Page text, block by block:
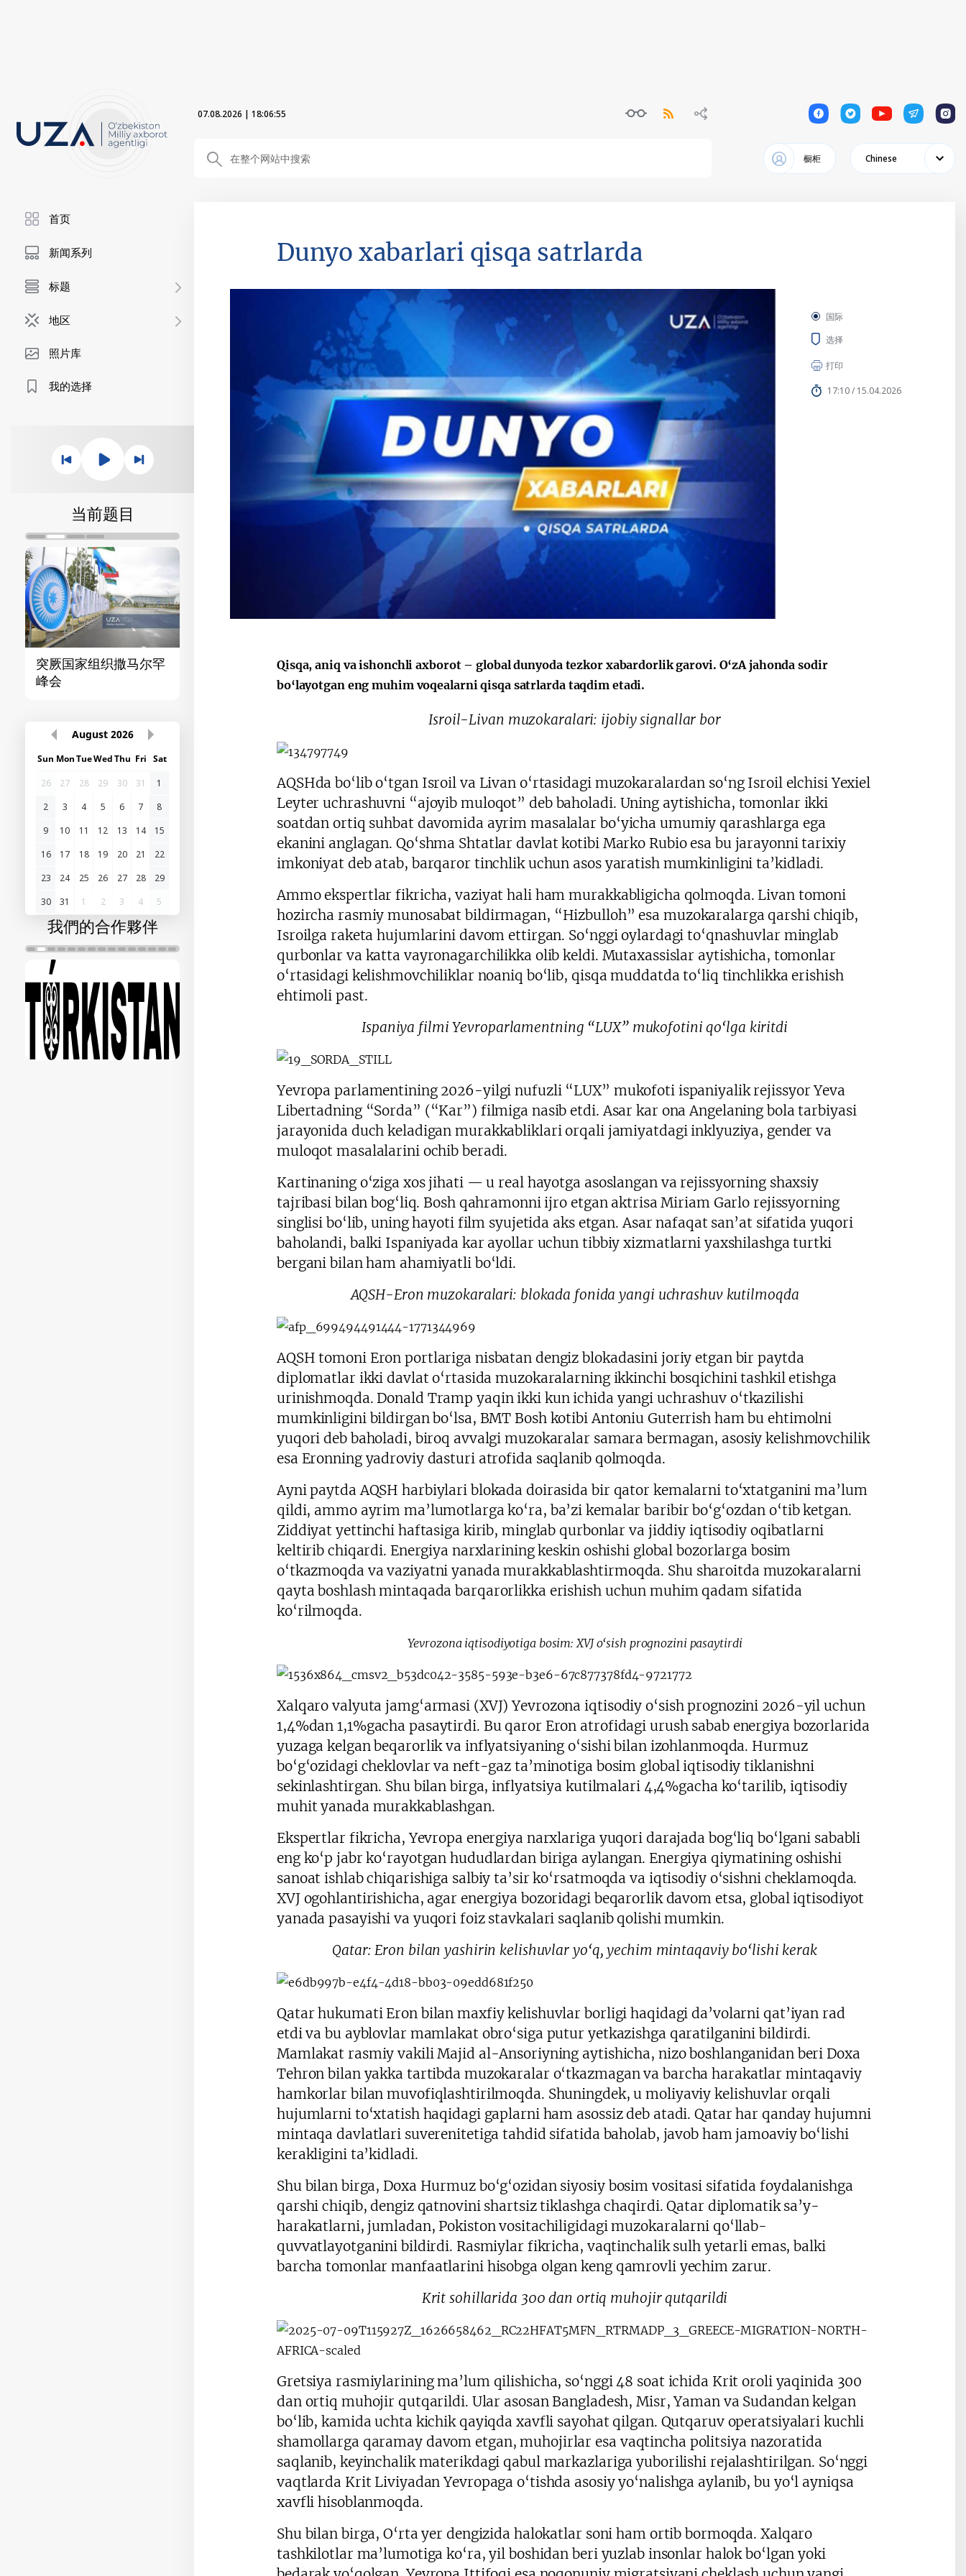
07.08.2026 | 18:06:57 1 1 1 1 1
橱柜 Chinese
首页
新闻系列
标题
地区
照片库
我的选择
当前题目
突厥国家组织撒马尔罕
峰会
首届“中国-中亚”峰会 宪法改革
August 2026
Sun MonTueWedThu Fri Sat
26
27 28 29 30 31
1
2
3 4 5 6 7
8
9
10 11 12 13 14
15
16
17 18 19 20 21
22
23
24 25 26 27 28
29
30
31 1 2 3 4 5
我們的合作夥伴
Dunyo xabarlari qisqa satrlarda
国际
选择
打印
17:10 / 15.04.2026
Qisqa, aniq va ishonchli axborot – global dunyoda tezkor xabardorlik garovi. O‘zA jahonda sodir
bo‘layotgan eng muhim voqealarni qisqa satrlarda taqdim etadi.
Isroil-Livan muzokaralari: ijobiy signallar bor
AQSHda bo‘lib o‘tgan Isroil va Livan o‘rtasidagi muzokaralardan so‘ng Isroil elchisi Yexiel
Leyter uchrashuvni “ajoyib muloqot” deb baholadi. Uning aytishicha, tomonlar ikki
soatdan ortiq suhbat davomida ayrim masalalar bo‘yicha umumiy qarashlarga ega
ekanini anglagan. Qo‘shma Shtatlar davlat kotibi Marko Rubio esa bu jarayonni tarixiy
imkoniyat deb atab, barqaror tinchlik uchun asos yaratish mumkinligini ta’kidladi.
Ammo ekspertlar fikricha, vaziyat hali ham murakkabligicha qolmoqda. Livan tomoni
hozircha rasmiy munosabat bildirmagan, “Hizbulloh” esa muzokaralarga qarshi chiqib,
Isroilga raketa hujumlarini davom ettirgan. So‘nggi oylardagi to‘qnashuvlar minglab
qurbonlar va katta vayronagarchilikka olib keldi. Mutaxassislar aytishicha, tomonlar
o‘rtasidagi kelishmovchiliklar noaniq bo‘lib, qisqa muddatda to‘liq tinchlikka erishish
ehtimoli past.
Ispaniya filmi Yevroparlamentning “LUX” mukofotini qo‘lga kiritdi
Yevropa parlamentining 2026-yilgi nufuzli “LUX” mukofoti ispaniyalik rejissyor Yeva
Libertadning “Sorda” (“Kar”) filmiga nasib etdi. Asar kar ona Angelaning bola tarbiyasi
jarayonida duch keladigan murakkabliklari orqali jamiyatdagi inklyuziya, gender va
muloqot masalalarini ochib beradi.
Kartinaning o‘ziga xos jihati — u real hayotga asoslangan va rejissyorning shaxsiy
tajribasi bilan bog‘liq. Bosh qahramonni ijro etgan aktrisa Miriam Garlo rejissyorning
singlisi bo‘lib, uning hayoti film syujetida aks etgan. Asar nafaqat san’at sifatida yuqori
baholandi, balki Ispaniyada kar ayollar uchun tibbiy xizmatlarni yaxshilashga turtki
bergani bilan ham ahamiyatli bo‘ldi.
AQSH-Eron muzokaralari: blokada fonida yangi uchrashuv kutilmoqda
AQSH tomoni Eron portlariga nisbatan dengiz blokadasini joriy etgan bir paytda
diplomatlar ikki davlat o‘rtasida muzokaralarning ikkinchi bosqichini tashkil etishga
urinishmoqda. Donald Tramp yaqin ikki kun ichida yangi uchrashuv o‘tkazilishi
mumkinligini bildirgan bo‘lsa, BMT Bosh kotibi Antoniu Guterrish ham bu ehtimolni
yuqori deb baholadi, biroq avvalgi muzokaralar samara bermagan, asosiy kelishmovchilik
esa Eronning yadroviy dasturi atrofida saqlanib qolmoqda.
Ayni paytda AQSH harbiylari blokada doirasida bir qator kemalarni to‘xtatganini ma’lum
qildi, ammo ayrim ma’lumotlarga ko‘ra, ba’zi kemalar baribir bo‘g‘ozdan o‘tib ketgan.
Ziddiyat yettinchi haftasiga kirib, minglab qurbonlar va jiddiy iqtisodiy oqibatlarni
keltirib chiqardi. Energiya narxlarining keskin oshishi global bozorlarga bosim
o‘tkazmoqda va vaziyatni yanada murakkablashtirmoqda. Shu sharoitda muzokaralarni
qayta boshlash mintaqada barqarorlikka erishish uchun muhim qadam sifatida
ko‘rilmoqda.
Yevrozona iqtisodiyotiga bosim: XVJ o‘sish prognozini pasaytirdi
Xalqaro valyuta jamg‘armasi (XVJ) Yevrozona iqtisodiy o‘sish prognozini 2026-yil uchun
1,4%dan 1,1%gacha pasaytirdi. Bu qaror Eron atrofidagi urush sabab energiya bozorlarida
yuzaga kelgan beqarorlik va inflyatsiyaning o‘sishi bilan izohlanmoqda. Hurmuz
bo‘g‘ozidagi cheklovlar va neft-gaz ta’minotiga bosim global iqtisodiy tiklanishni
sekinlashtirgan. Shu bilan birga, inflyatsiya kutilmalari 4,4%gacha ko‘tarilib, iqtisodiy
muhit yanada murakkablashgan.
Ekspertlar fikricha, Yevropa energiya narxlariga yuqori darajada bog‘liq bo‘lgani sababli
eng ko‘p jabr ko‘rayotgan hududlardan biriga aylangan. Energiya qiymatining oshishi
sanoat ishlab chiqarishiga salbiy ta’sir ko‘rsatmoqda va iqtisodiy o‘sishni cheklamoqda.
XVJ ogohlantirishicha, agar energiya bozoridagi beqarorlik davom etsa, global iqtisodiyot
yanada pasayishi va yuqori foiz stavkalari saqlanib qolishi mumkin.
Qatar: Eron bilan yashirin kelishuvlar yo‘q, yechim mintaqaviy bo‘lishi kerak
Qatar hukumati Eron bilan maxfiy kelishuvlar borligi haqidagi da’volarni qat’iyan rad
etdi va bu ayblovlar mamlakat obro‘siga putur yetkazishga qaratilganini bildirdi.
Mamlakat rasmiy vakili Majid al-Ansoriyning aytishicha, nizo boshlanganidan beri Doxa
Tehron bilan yakka tartibda muzokaralar o‘tkazmagan va barcha harakatlar mintaqaviy
hamkorlar bilan muvofiqlashtirilmoqda. Shuningdek, u moliyaviy kelishuvlar orqali
hujumlarni to‘xtatish haqidagi gaplarni ham asossiz deb atadi. Qatar har qanday hujumni
mintaqa davlatlari suverenitetiga tahdid sifatida baholab, javob ham jamoaviy bo‘lishi
kerakligini ta’kidladi.
Shu bilan birga, Doxa Hurmuz bo‘g‘ozidan siyosiy bosim vositasi sifatida foydalanishga
qarshi chiqib, dengiz qatnovini shartsiz tiklashga chaqirdi. Qatar diplomatik sa’y-
harakatlarni, jumladan, Pokiston vositachiligidagi muzokaralarni qo‘llab-
quvvatlayotganini bildirdi. Rasmiylar fikricha, vaqtinchalik sulh yetarli emas, balki
barcha tomonlar manfaatlarini hisobga olgan keng qamrovli yechim zarur.
Krit sohillarida 300 dan ortiq muhojir qutqarildi
Gretsiya rasmiylarining ma’lum qilishicha, so‘nggi 48 soat ichida Krit oroli yaqinida 300
dan ortiq muhojir qutqarildi. Ular asosan Bangladesh, Misr, Yaman va Sudandan kelgan
bo‘lib, kamida uchta kichik qayiqda xavfli sayohat qilgan. Qutqaruv operatsiyalari kuchli
shamollarga qaramay davom etgan, muhojirlar esa vaqtincha politsiya nazoratida
saqlanib, keyinchalik materikdagi qabul markazlariga yuborilishi rejalashtirilgan. So‘nggi
vaqtlarda Krit Liviyadan Yevropaga o‘tishda asosiy yo‘nalishga aylanib, bu yo‘l ayniqsa
xavfli hisoblanmoqda.
Shu bilan birga, O‘rta yer dengizida halokatlar soni ham ortib bormoqda. Xalqaro
tashkilotlar ma’lumotiga ko‘ra, yil boshidan beri yuzlab insonlar halok bo‘lgan yoki